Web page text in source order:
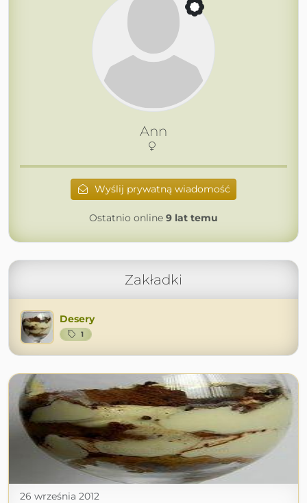
Ann
Wyślij prywatną wiadomość
Ostatnio online 9 lat temu
Zakładki
Desery
1
26 września 2012